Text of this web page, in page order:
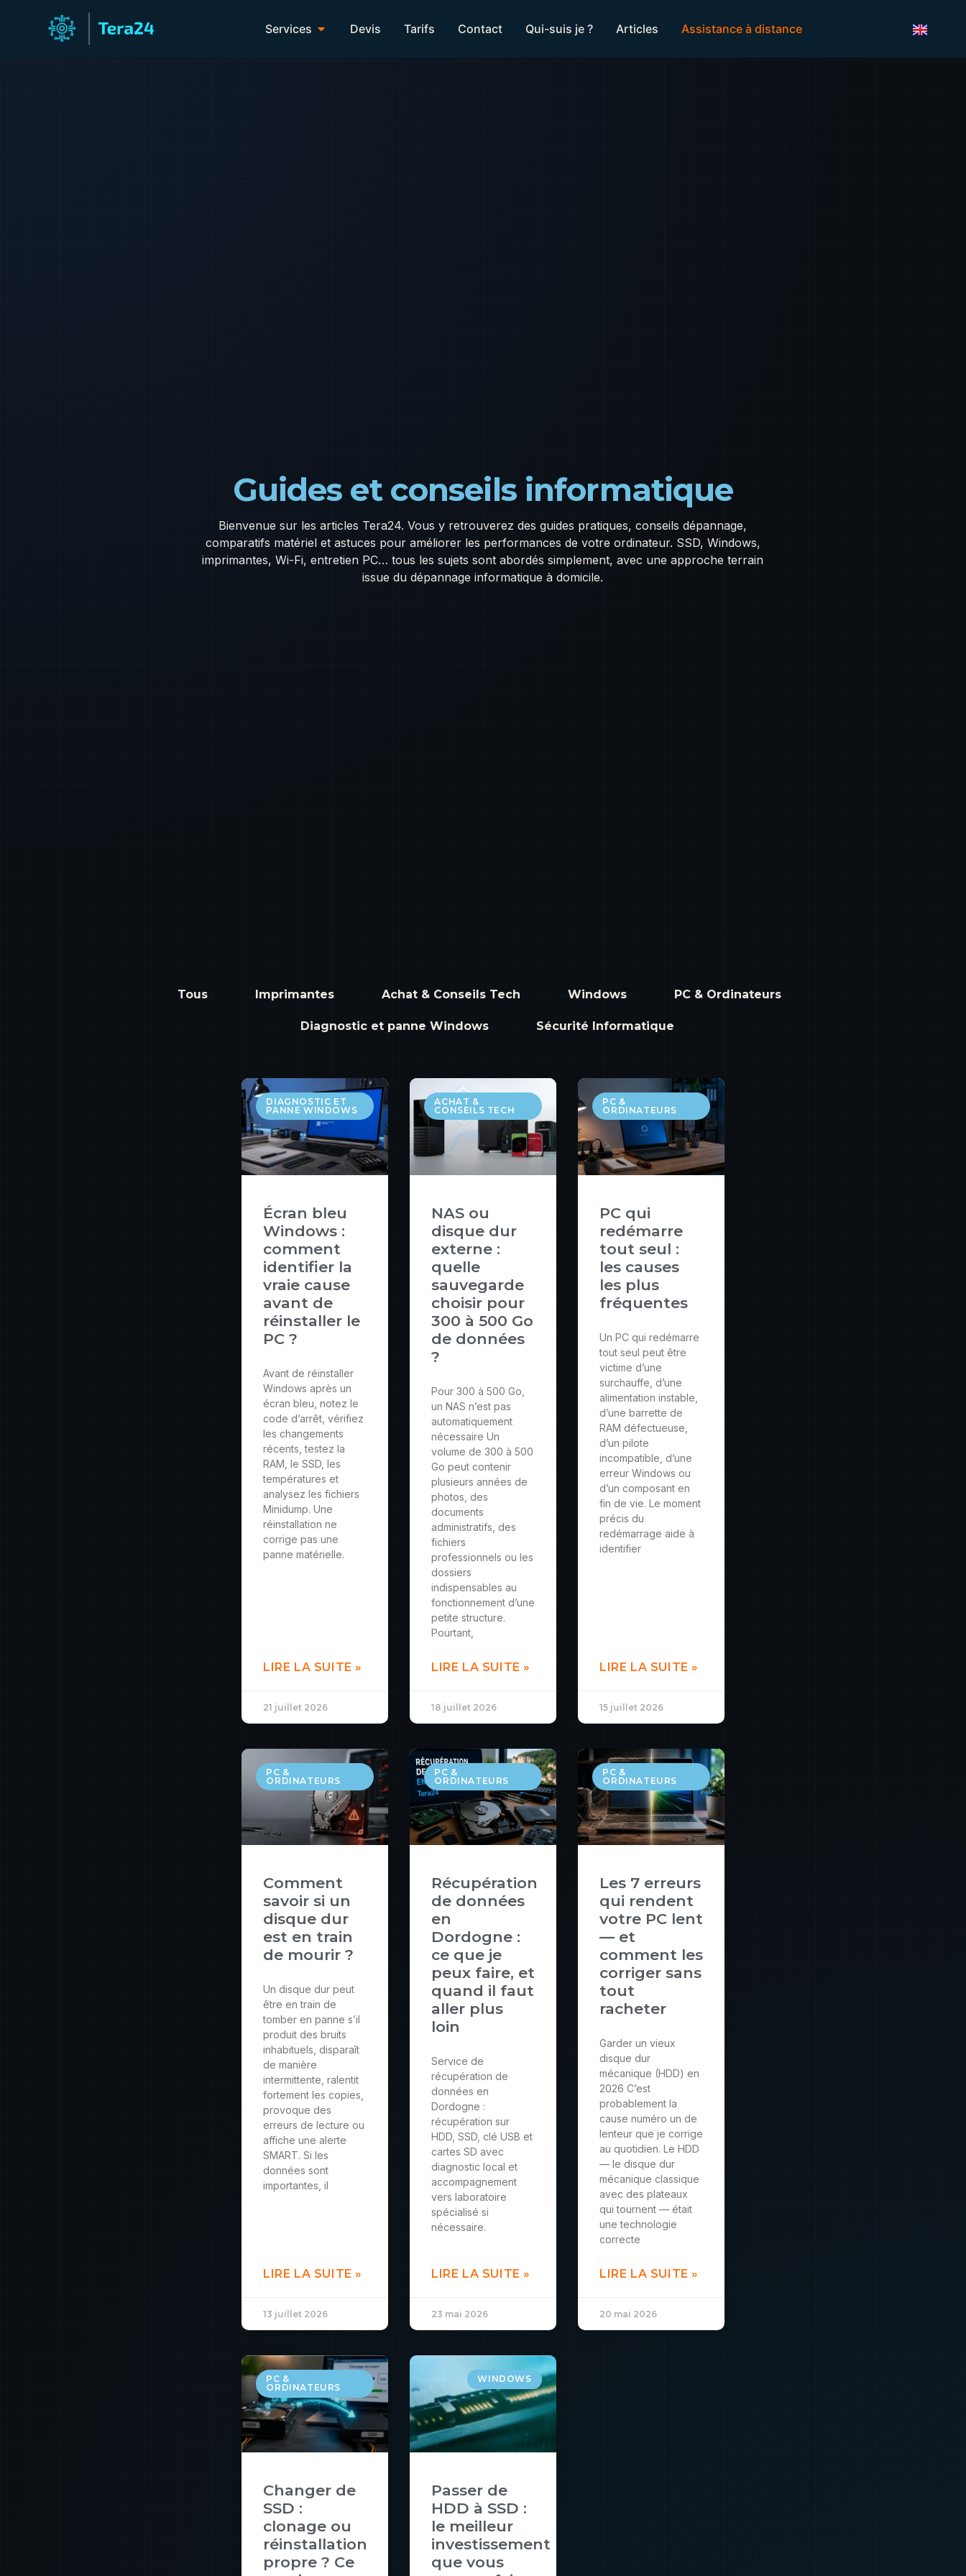
Services Devis Tarifs Contact Qui-suis je ? Articles Assistance à distance
Guides et conseils informatique
Bienvenue sur les articles Tera24. Vous y retrouverez des guides pratiques, conseils dépannage,
comparatifs matériel et astuces pour améliorer les performances de votre ordinateur. SSD, Windows,
imprimantes, Wi-Fi, entretien PC… tous les sujets sont abordés simplement, avec une approche terrain
issue du dépannage informatique à domicile.
Tous Imprimantes Achat & Conseils Tech Windows PC & Ordinateurs
Diagnostic et panne Windows Sécurité Informatique
DIAGNOSTIC ET
PANNE WINDOWS
Écran bleu
Windows :
comment
identifier la
vraie cause
avant de
réinstaller le
PC ?
Avant de réinstaller
Windows après un
écran bleu, notez le
code d’arrêt, vérifiez
les changements
récents, testez la
RAM, le SSD, les
températures et
analysez les fichiers
Minidump. Une
réinstallation ne
corrige pas une
panne matérielle.
LIRE LA SUITE »
21 juillet 2026
ACHAT &
CONSEILS TECH
NAS ou
disque dur
externe :
quelle
sauvegarde
choisir pour
300 à 500 Go
de données
?
Pour 300 à 500 Go,
un NAS n’est pas
automatiquement
nécessaire Un
volume de 300 à 500
Go peut contenir
plusieurs années de
photos, des
documents
administratifs, des
fichiers
professionnels ou les
dossiers
indispensables au
fonctionnement d’une
petite structure.
Pourtant,
LIRE LA SUITE »
18 juillet 2026
PC &
ORDINATEURS
PC qui
redémarre
tout seul :
les causes
les plus
fréquentes
Un PC qui redémarre
tout seul peut être
victime d’une
surchauffe, d’une
alimentation instable,
d’une barrette de
RAM défectueuse,
d’un pilote
incompatible, d’une
erreur Windows ou
d’un composant en
fin de vie. Le moment
précis du
redémarrage aide à
identifier
LIRE LA SUITE »
15 juillet 2026
PC &
ORDINATEURS
Comment
savoir si un
disque dur
est en train
de mourir ?
Un disque dur peut
être en train de
tomber en panne s’il
produit des bruits
inhabituels, disparaît
de manière
intermittente, ralentit
fortement les copies,
provoque des
erreurs de lecture ou
affiche une alerte
SMART. Si les
données sont
importantes, il
LIRE LA SUITE »
13 juillet 2026
PC &
ORDINATEURS
Récupération
de données
en
Dordogne :
ce que je
peux faire, et
quand il faut
aller plus
loin
Service de
récupération de
données en
Dordogne :
récupération sur
HDD, SSD, clé USB et
cartes SD avec
diagnostic local et
accompagnement
vers laboratoire
spécialisé si
nécessaire.
LIRE LA SUITE »
23 mai 2026
PC &
ORDINATEURS
Les 7 erreurs
qui rendent
votre PC lent
— et
comment les
corriger sans
tout
racheter
Garder un vieux
disque dur
mécanique (HDD) en
2026 C’est
probablement la
cause numéro un de
lenteur que je corrige
au quotidien. Le HDD
— le disque dur
mécanique classique
avec des plateaux
qui tournent — était
une technologie
correcte
LIRE LA SUITE »
20 mai 2026
PC &
ORDINATEURS
Changer de
SSD :
clonage ou
réinstallation
propre ? Ce
WINDOWS
Passer de
HDD à SSD :
le meilleur
investissement
que vous